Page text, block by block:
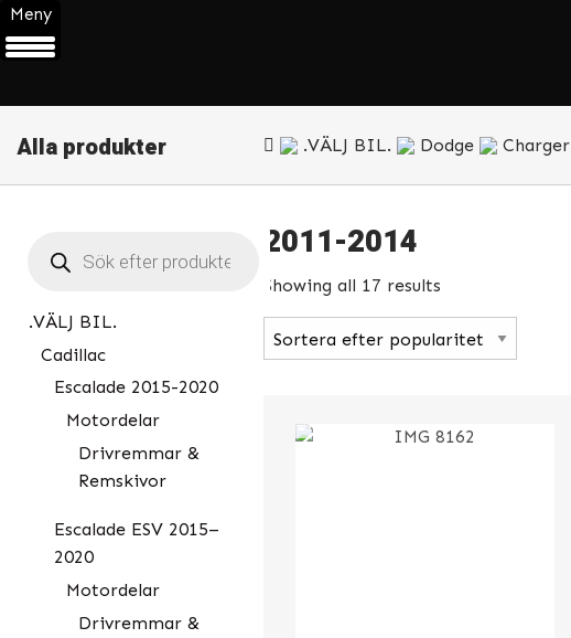
Alla produkter .VÄLJ BIL. Dodge Charger
search
.VÄLJ BIL.
Cadillac
Escalade 2015-2020
Motordelar
Drivremmar &
Remskivor
Escalade ESV 2015–
2020
Motordelar
Drivremmar &
2011-2014
Showing all 17 results
Meny